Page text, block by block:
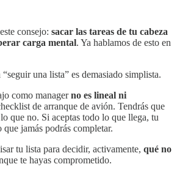
consejo: sacar las tareas de tu cabeza
carga mental. Ya hablamos de esto en
una lista” es demasiado simplista.
como managerno es lineal ni
de arranque de avión. Tendrás que
que no. Si aceptas todo lo que llega, tu
que jamás podrás completar.
tu lista para decidir, activamente, qué no
te hayas comprometido.